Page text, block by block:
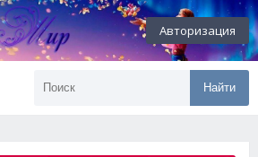
Авторизация
Найти